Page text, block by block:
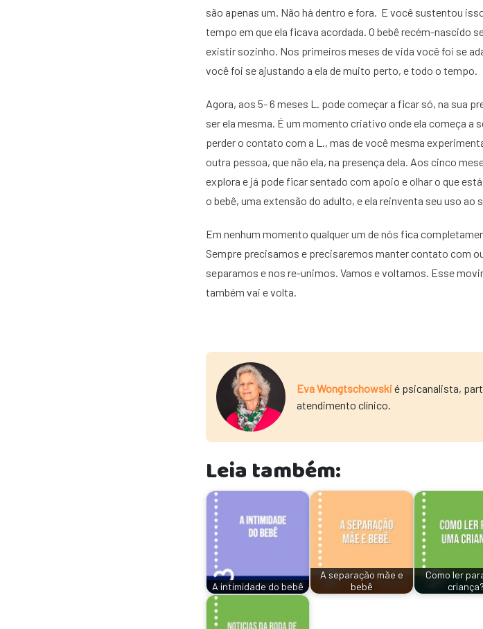
são apenas um. Não há dentro e fora. E você sustentou
tempo em que ela ficava acordada. O bebê recém-nascido
existir sozinho. Nos primeiros meses de vida você foi se
você foi se ajustando a ela de muito perto, e todo o tempo.
Agora, aos 5- 6 meses L. pode começar a ficar só, na sua
ser ela mesma. É um momento criativo onde ela começa a
perder o contato com a L., mas de você mesma
outra pessoa, que não ela, na presença dela. Aos cinco
explora e já pode ficar sentado com apoio e olhar o que
o bebê, uma extensão do adulto, e ela reinventa seu uso ao
Em nenhum momento qualquer um de nós fica
Sempre precisamos e precisaremos manter contato com
separamos e nos re-unimos. Vamos e voltamos. Esse
também vai e volta.
Eva Wongtschowskié psicanalista,
atendimento clínico.
Leia também:
A intimidade do bebê
A separação mãe e
bebê
Como ler
criança?